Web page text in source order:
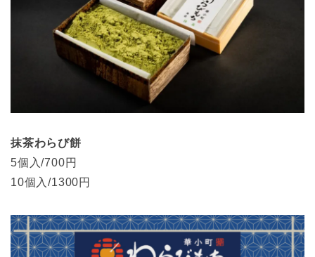
抹茶わらび餅
5個入/700円
10個入/1300円